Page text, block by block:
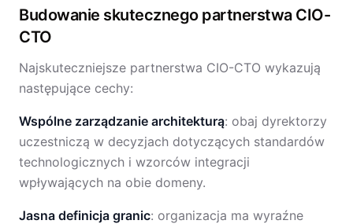
Budowanie skutecznego partnerstwa CIO-
CTO
Najskuteczniejsze partnerstwa CIO-CTO wykazują
następujące cechy:
Wspólne zarządzanie architekturą: obaj dyrektorzy
uczestniczą w decyzjach dotyczących standardów
technologicznych i wzorców integracji
wpływających na obie domeny.
Jasna definicja granic: organizacja ma wyraźne